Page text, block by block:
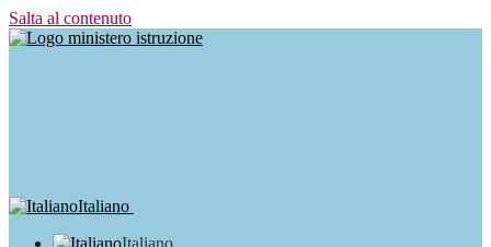
Salta al contenuto
Italiano
Italiano